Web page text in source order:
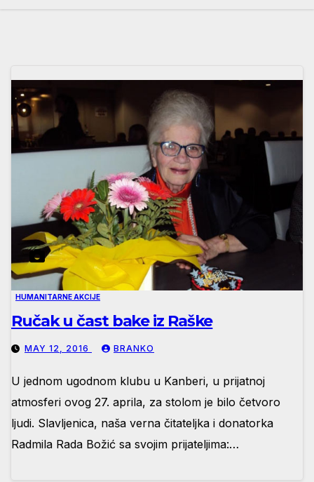
HUMANITARNE AKCIJE
Ručak u čast bake iz Raške
MAY 12, 2016 BRANKO
U jednom ugodnom klubu u Kanberi, u prijatnoj
atmosferi ovog 27. aprila, za stolom je bilo četvoro
ljudi. Slavljenica, naša verna čitateljka i donatorka
Radmila Rada Božić sa svojim prijateljima:…